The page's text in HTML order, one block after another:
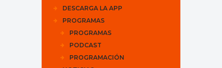
DESCARGA LA APP
PROGRAMAS
PROGRAMAS
PODCAST
PROGRAMACIÓN